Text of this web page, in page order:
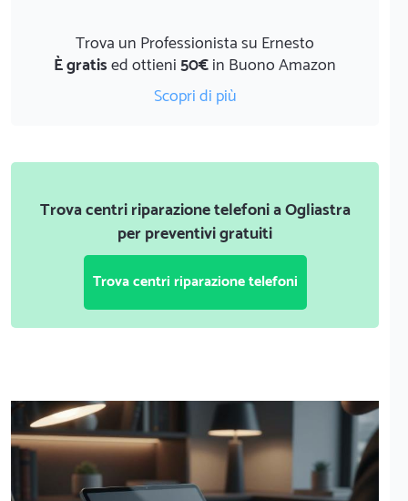
Trova un Professionista su Ernesto
È gratised ottieni50€in Buono Amazon
Scopri di più
Trova centri riparazione telefoni a Ogliastra
per preventivi gratuiti
Trova centri riparazione telefoni